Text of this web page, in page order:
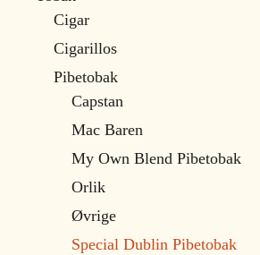
Cigar
Cigarillos
Pibetobak
Capstan
Mac Baren
My Own Blend Pibetobak
Orlik
Øvrige
Special Dublin Pibetobak